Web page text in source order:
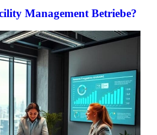
Management Betriebe?